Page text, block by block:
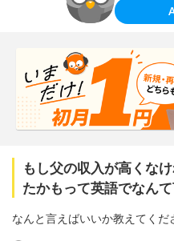
もし父の収入が高くな
たかもって英語でなん
なんと言えばいいか教えてくだ